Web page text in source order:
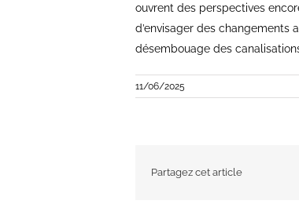
ouvrent des perspectives
d’envisager des changements
désembouage des
11/06/2025
Partagez cet article